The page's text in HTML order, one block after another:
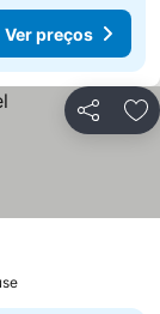
Ver preços
Partilhar